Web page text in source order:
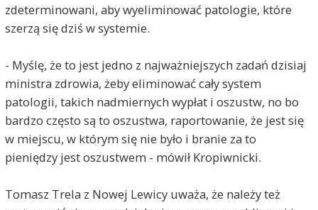
zdeterminowani, aby wyeliminować patologie, które
szerzą się dziś w systemie.
- Myślę, że to jest jedno z najważniejszych zadań dzisiaj
ministra zdrowia, żeby eliminować cały system
patologii, takich nadmiernych wypłat i oszustw, no bo
bardzo często są to oszustwa, raportowanie, że jest się
w miejscu, w którym się nie było i branie za to
pieniędzy jest oszustwem - mówił Kropiwnicki.
Tomasz Trela z Nowej Lewicy uważa, że należy też